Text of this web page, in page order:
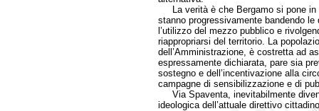
La verità è che Bergamo si pone in
stanno progressivamente bandendo
l’utilizzo del mezzo pubblico e
riappropriarsi del territorio. La
dell’Amministrazione, è costretta ad
espressamente dichiarata, pare sia
sostegno e dell’incentivazione alla
campagne di sensibilizzazione e di
Via Spaventa, inevitabilmente
ideologica dell’attuale direttivo